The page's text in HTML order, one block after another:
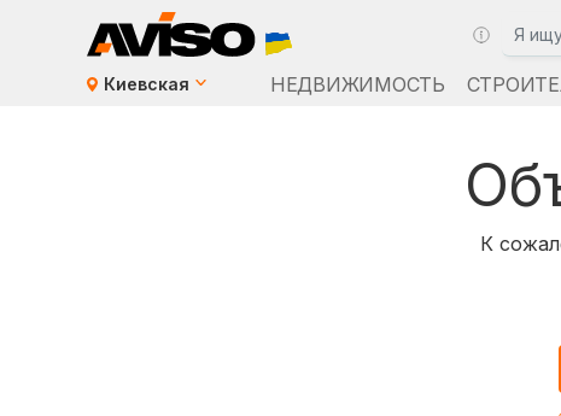
Киевская НЕДВИЖИМОСТЬ
К